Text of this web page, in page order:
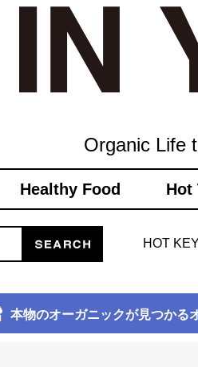
Organic Life
Healthy Food Hot
HOT
本物のオーガニックが見つか